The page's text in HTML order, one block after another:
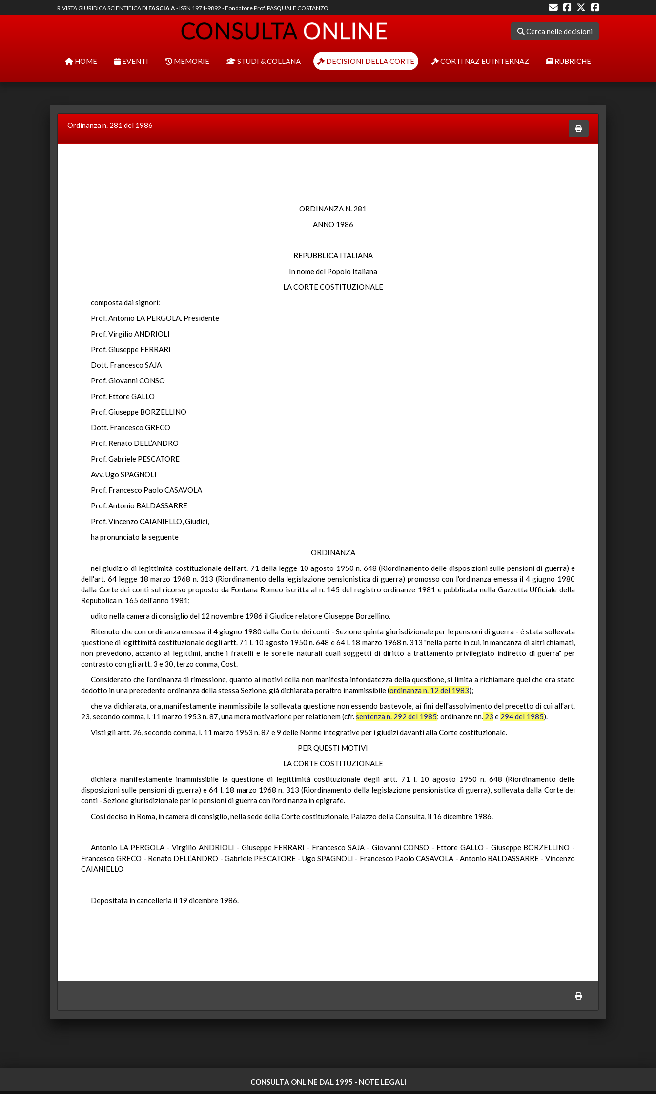
RIVISTA GIURIDICA SCIENTIFICA DI FASCIA A- ISSN 1971-9892 - Fondatore Prof. PASQUALE COSTANZO
Cerca nelle decisioni
HOME EVENTI MEMORIE STUDI & COLLANA DECISIONI DELLA CORTE CORTI NAZ EU INTERNAZ RUBRICHE
Ordinanza n. 281 del 1986
ORDINANZA N. 281
ANNO 1986
REPUBBLICA ITALIANA
In nome del Popolo Italiana
LA CORTE COSTITUZIONALE
composta dai signori:
Prof. Antonio LA PERGOLA. Presidente
Prof. Virgilio ANDRIOLI
Prof. Giuseppe FERRARI
Dott. Francesco SAJA
Prof. Giovanni CONSO
Prof. Ettore GALLO
Prof. Giuseppe BORZELLINO
Dott. Francesco GRECO
Prof. Renato DELL’ANDRO
Prof. Gabriele PESCATORE
Avv. Ugo SPAGNOLI
Prof. Francesco Paolo CASAVOLA
Prof. Antonio BALDASSARRE
Prof. Vincenzo CAIANIELLO, Giudici,
ha pronunciato la seguente
ORDINANZA
nel giudizio di legittimità costituzionale dell'art. 71 della legge 10 agosto 1950 n. 648 (Riordinamento delle disposizioni sulle pensioni di guerra) e
dell'art. 64 legge 18 marzo 1968 n. 313 (Riordinamento della legislazione pensionistica di guerra) promosso con l'ordinanza emessa il 4 giugno 1980
dalla Corte dei conti sul ricorso proposto da Fontana Romeo iscritta al n. 145 del registro ordinanze 1981 e pubblicata nella Gazzetta Ufficiale della
Repubblica n. 165 dell'anno 1981;
udito nella camera di consiglio del 12 novembre 1986 il Giudice relatore Giuseppe Borzellino.
Ritenuto che con ordinanza emessa il 4 giugno 1980 dalla Corte dei conti - Sezione quinta giurisdizionale per le pensioni di guerra - é stata sollevata
questione di legittimità costituzionale degli artt. 71 l. 10 agosto 1950 n. 648 e 64 l. 18 marzo 1968 n. 313 "nella parte in cui, in mancanza di altri chiamati,
non prevedono, accanto ai legittimi, anche i fratelli e le sorelle naturali quali soggetti di diritto a trattamento privilegiato indiretto di guerra" per
contrasto con gli artt. 3 e 30, terzo comma, Cost.
Considerato che l'ordinanza di rimessione, quanto ai motivi della non manifesta infondatezza della questione, si limita a richiamare quel che era stato
dedotto in una precedente ordinanza della stessa Sezione, già dichiarata peraltro inammissibile (ordinanza n. 12 del 1983);
che va dichiarata, ora, manifestamente inammissibile la sollevata questione non essendo bastevole, ai fini dell'assolvimento del precetto di cui all'art.
23, secondo comma, l. 11 marzo 1953 n. 87, una mera motivazione per relationem (cfr.sentenza n. 292 del 1985; ordinanze nn. 23 e 294 del 1985).
Visti gli artt. 26, secondo comma, l. 11 marzo 1953 n. 87 e 9 delle Norme integrative per i giudizi davanti alla Corte costituzionale.
PER QUESTI MOTIVI
LA CORTE COSTITUZIONALE
dichiara manifestamente inammissibile la questione di legittimità costituzionale degli artt. 71 l. 10 agosto 1950 n. 648 (Riordinamento delle
disposizioni sulle pensioni di guerra) e 64 l. 18 marzo 1968 n. 313 (Riordinamento della legislazione pensionistica di guerra), sollevata dalla Corte dei
conti - Sezione giurisdizionale per le pensioni di guerra con l'ordinanza in epigrafe.
Così deciso in Roma, in camera di consiglio, nella sede della Corte costituzionale, Palazzo della Consulta, il 16 dicembre 1986.
Antonio LA PERGOLA - Virgilio ANDRIOLI - Giuseppe FERRARI - Francesco SAJA - Giovanni CONSO - Ettore GALLO - Giuseppe BORZELLINO -
Francesco GRECO - Renato DELL’ANDRO - Gabriele PESCATORE - Ugo SPAGNOLI - Francesco Paolo CASAVOLA - Antonio BALDASSARRE - Vincenzo
CAIANIELLO
Depositata in cancelleria il 19 dicembre 1986.
CONSULTA ONLINE DAL 1995 - NOTE LEGALI